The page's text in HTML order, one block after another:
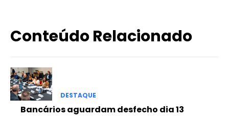
Conteúdo Relacionado
DESTAQUE
Bancários aguardam desfecho dia 13